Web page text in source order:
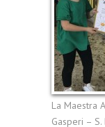
La Maestra
Gasperi – S.